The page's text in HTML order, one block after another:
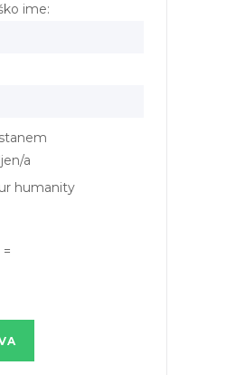
ime:
a
humanity